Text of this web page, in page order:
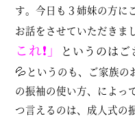
す。今日も３姉妹の方に
お話をさせていただきま
これ❗」
というのは
💦 というのも、ご家族の
の振袖の使い方、によっ
つ言えるのは、成人式の